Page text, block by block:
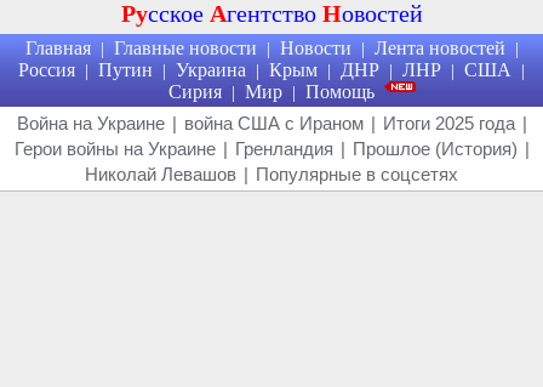
Русское Агентство Новостей
Главная | Главные новости | Новости | Лента новостей |
Россия | Путин | Украина | Крым | ДНР | ЛНР | США |
Сирия | Мир | Помощь
Война на Украине | война США с Ираном | Итоги 2025 года |
Герои войны на Украине | Гренландия | Прошлое (История) |
Николай Левашов | Популярные в соцсетях